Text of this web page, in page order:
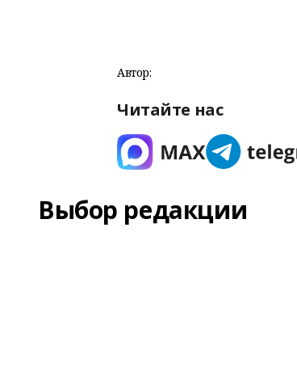
Автор:
Читайте нас
Выбор редакции